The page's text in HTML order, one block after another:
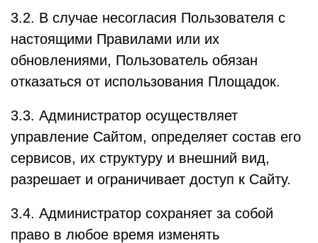
3.2. В случае несогласия Пользователя с
настоящими Правилами или их
обновлениями, Пользователь обязан
отказаться от использования Площадок.
3.3. Администратор осуществляет
управление Сайтом, определяет состав его
сервисов, их структуру и внешний вид,
разрешает и ограничивает доступ к Сайту.
3.4. Администратор сохраняет за собой
право в любое время изменять